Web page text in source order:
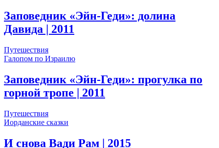
Заповедник «Эйн-Геди»: долина
Давида | 2011
Путешествия
Галопом по Израилю
Заповедник «Эйн-Геди»: прогулка по
горной тропе | 2011
Путешествия
Иорданские сказки
И снова Вади Рам | 2015